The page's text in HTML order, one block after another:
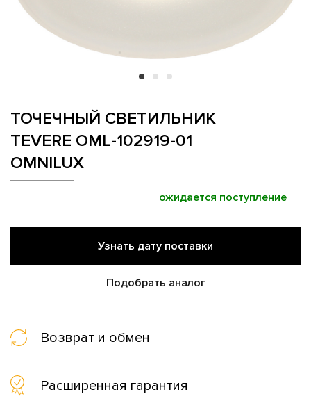
ТОЧЕЧНЫЙ СВЕТИЛЬНИК
TEVERE OML-102919-01
OMNILUX
ожидается поступление
Узнать дату поставки
Подобрать аналог
Возврат и обмен
Расширенная гарантия